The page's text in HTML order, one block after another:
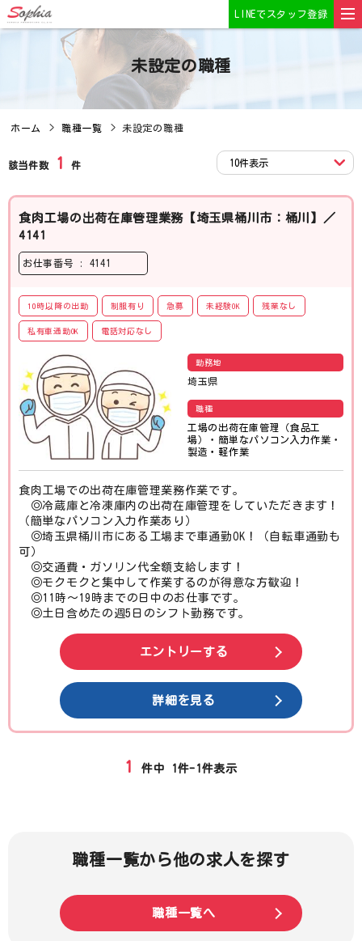
LINEでスタッフ登録
未設定の職種
ホーム 職種一覧 未設定の職種
該当件数 1 件
食肉工場の出荷在庫管理業務【埼玉県桶川市：桶川】／
4141
お仕事番号 : 4141
10時以降の出勤 制服有り 急募 未経験OK 残業なし
私有車通勤OK 電話対応なし
勤務地
埼玉県
職種
工場の出荷在庫管理（食品工
場）
・ 簡単なパソコン入力作業 ・
製造・軽作業
食肉工場での出荷在庫管理業務作業です。
◎冷蔵庫と冷凍庫内の出荷在庫管理をしていただきます！
（簡単なパソコン入力作業あり）
◎埼玉県桶川市にある工場まで車通勤OK！（自転車通勤も
可）
◎交通費・ガソリン代全額支給します！
◎モクモクと集中して作業するのが得意な方歓迎！
◎11時〜19時までの日中のお仕事です。
◎土日含めたの週5日のシフト勤務です。
エントリーする
詳細を見る
1 件中 1件-1件表示
職種一覧から他の求人を探す
職種一覧へ